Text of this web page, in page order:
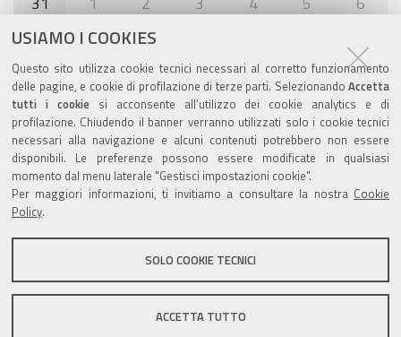
USIAMO I COOKIES
Questo sito utilizza cookie tecnici necessari al corretto funzionamento
delle pagine, e cookie di profilazione di terze parti. Selezionando Accetta
tutti i cookiesi acconsente all’utilizzo dei cookie analytics e di
profilazione. Chiudendo il banner verranno utilizzati solo i cookie tecnici
necessari alla navigazione e alcuni contenuti potrebbero non essere
disponibili. Le preferenze possono essere modificate in qualsiasi
momento dal menu laterale "Gestisci impostazioni cookie".
Per maggiori informazioni, ti invitiamo a consultare la nostra Cookie
Policy.
SOLO COOKIE TECNICI
ACCETTA TUTTO
Agenda eventi
torna alla sezione
Valuta questo sito
Sito istituzionale Comune di Zola Predosa